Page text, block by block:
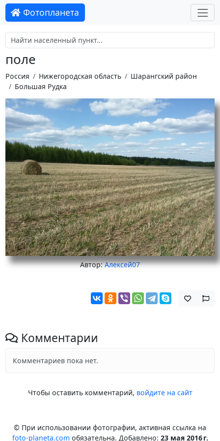
Фотопланета
поле
Россия Нижегородская область
Шарангский район
Большая Рудка
Автор:Алексей07
Комментарии
Комментариев пока нет.
Чтобы оставить комментарий, войдите на сайт
© При использовании фотографии, активная ссылка на
foto-planeta.com обязательна. Добавлено: 23 мая 2016 г.